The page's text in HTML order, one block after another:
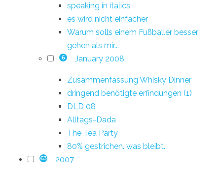
speaking in italics
es wird nicht einfacher
Warum solls einem Fußballer besser
gehen als mir...
6 January 2008
Zusammenfassung Whisky Dinner
dringend benötigte erfindungen (1)
DLD 08
Alltags-Dada
The Tea Party
80% gestrichen. was bleibt.
63 2007